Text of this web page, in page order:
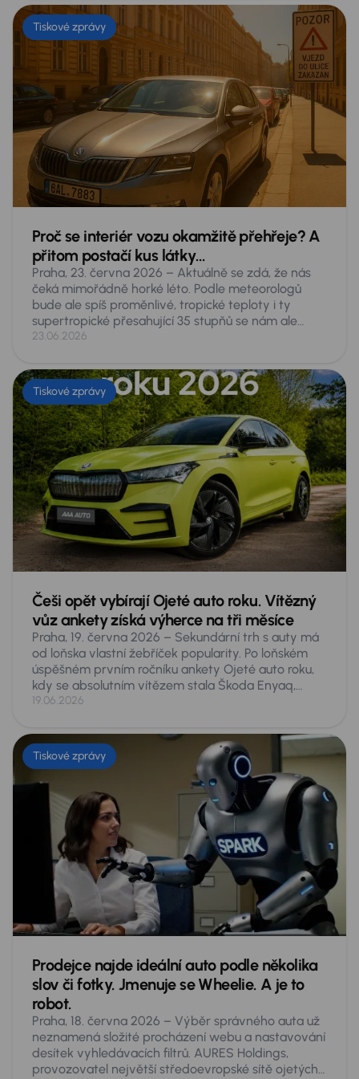
Tiskové zprávy
Proč se interiér vozu okamžitě přehřeje? A
přitom postačí kus látky…
Praha, 23. června 2026 – Aktuálně se zdá, že nás
čeká mimořádně horké léto. Podle meteorologů
bude ale spíš proměnlivé, tropické teploty i ty
supertropické přesahující 35 stupňů se nám ale
nevyhnou. Taková vedra představují akutní
autě, a to zdaleka nejen pro malé dítě či psa. Co
přesně hrozí a co proti tomu dělat?
23.06.2026
Tiskové zprávy
Češi opět vybírají Ojeté auto roku. Vítězný
vůz ankety získá výherce na tři měsíce
Praha, 19. června 2026 – Sekundární trh s auty má
od loňska vlastní žebříček popularity. Po loňském
úspěšném prvním ročníku ankety Ojeté auto roku,
kdy se absolutním vítězem stala Škoda Enyaq,
spouští AURES Holdings druhý ročník hlasování
19.06.2026
Tiskové zprávy
Prodejce najde ideální auto podle několika
slov či fotky. Jmenuje se Wheelie. A je to
robot.
Praha, 18. června 2026 – Výběr správného auta už
neznamená složité procházení webu a nastavování
desítek vyhledávacích filtrů. AURES Holdings,
provozovatel největší středoevropské sítě ojetých